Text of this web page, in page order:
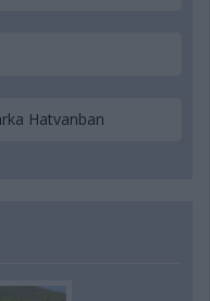
Hatvanban